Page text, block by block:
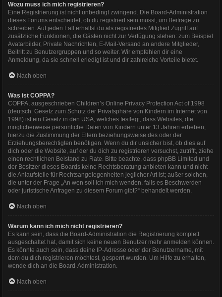
Wozu muss ich mich registrieren?
Eine Registrierung ist nicht unbedingt zwingend. Die Board-Administration
dieses Forums entscheidet, ob du registriert sein musst, um Beiträge zu
schreiben. Auf jeden Fall erhältst du als registriertes Mitglied Zugriff auf
zusätzliche Funktionen, die Gästen nicht zur Verfügung stehen: zum Beispiel
Avatarbilder, Private Nachrichten, E-Mail-Versand an andere Mitglieder,
Beitritt zu Benutzergruppen und so weiter. Wir empfehlen dir eine
Anmeldung, da sie schnell erledigt ist und dir zahlreiche Vorteile bietet.
Nach oben
Was ist COPPA?
COPPA, ausgeschrieben Children’s Online Privacy Protection Act of 1998
(deutsch: Gesetz zum Schutz der Privatsphäre von Kindern im Internet von
1998) ist ein Gesetz in den USA, welches festlegt, dass Websites, die
möglicherweise persönliche Daten von Kindern unter 13 Jahren erheben,
hierzu die Zustimmung der Eltern beziehungsweise des oder der
Erziehungsberechtigten benötigen. Wenn du dir unsicher bist, ob dies auf
dich oder die Website, auf der du dich zu registrieren versuchst, zutrifft, ziehe
einen rechtlichen Beistand zu Rate. Bitte beachte, dass phpBB Limited und
der Besitzer dieses Boards keine Rechtsberatung anbieten kann und nicht
die Anlaufstelle für Rechtsangelegenheiten jeglicher Art ist; außer solchen,
die unter der Frage „An wen soll ich mich wenden, falls es Beschwerden
oder juristische Anfragen zu diesem Forum gibt?“ behandelt werden.
Nach oben
Warum kann ich mich nicht registrieren?
Es kann sein, dass die Board-Administration die Registrierung komplett
ausgeschaltet hat, damit sich keine neuen Benutzer mehr anmelden können.
Es könnte auch sein, dass deine IP-Adresse oder der Benutzername, mit
dem du dich registrieren möchtest, gesperrt wurden. Um Hilfe zu erhalten,
wende dich an die Board-Administration.
Nach oben